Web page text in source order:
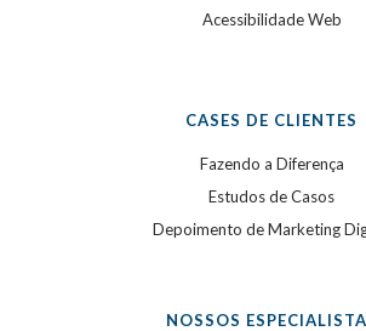
Acessibilidade Web
CASES DE CLIENTES
Fazendo a Diferença
Estudos de Casos
Depoimento de Marketing
NOSSOS